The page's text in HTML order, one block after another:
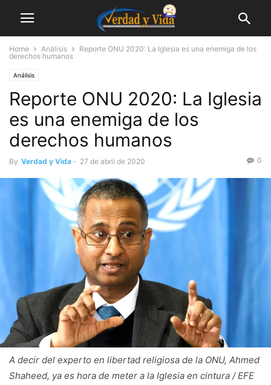
Home Análisis
Reporte ONU 2020: La Iglesia es una enemiga de los
derechos humanos
Análisis
Reporte ONU 2020: La Iglesia
es una enemiga de los
derechos humanos
By Verdad y Vida - 27 de abril de 2020 0
A decir del experto en libertad religiosa de la ONU, Ahmed
Shaheed, ya es hora de meter a la Iglesia en cintura / EFE